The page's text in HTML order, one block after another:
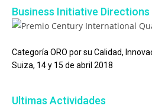
Business Initiative Directions
Categoría ORO por su Calidad,
Suiza, 14 y 15 de abril 2018
Ultimas Actividades